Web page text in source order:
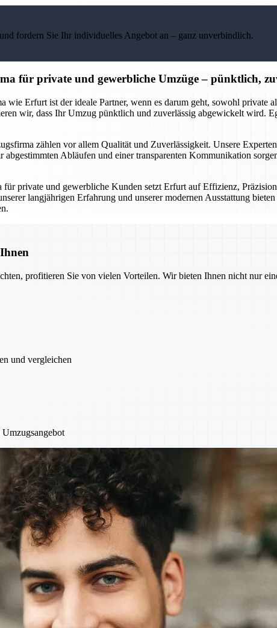
fordern Sie Ihr individuelles Angebot an – ganz unverbindlich.
für private und gewerbliche Umzüge – pünktlich,
wie Erfurt ist der ideale Partner, wenn es darum geht, sowohl
wir, dass Ihr Umzug pünktlich und zuverlässig abgewickelt wird.
zählen vor allem Qualität und Zuverlässigkeit. Unsere
Abläufen und einer transparenten Kommunikation
private und gewerbliche Kunden setzt Erfurt auf Effizienz,
langjährigen Erfahrung und unserer modernen Ausstattung
profitieren Sie von vielen Vorteilen. Wir bieten Ihnen nicht nur
und vergleichen